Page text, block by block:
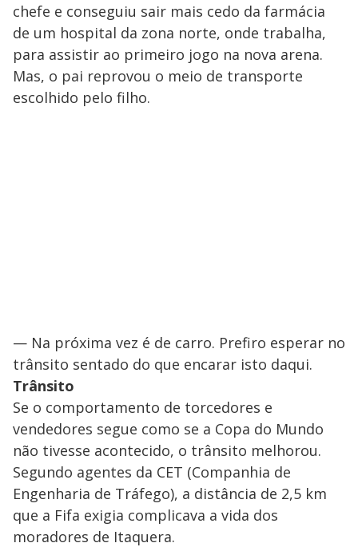
chefe e conseguiu sair mais cedo da farmácia
de um hospital da zona norte, onde trabalha,
para assistir ao primeiro jogo na nova arena.
Mas, o pai reprovou o meio de transporte
escolhido pelo filho.
— Na próxima vez é de carro. Prefiro esperar no
trânsito sentado do que encarar isto daqui.
Trânsito
Se o comportamento de torcedores e
vendedores segue como se a Copa do Mundo
não tivesse acontecido, o trânsito melhorou.
Segundo agentes da CET (Companhia de
Engenharia de Tráfego), a distância de 2,5 km
que a Fifa exigia complicava a vida dos
moradores de Itaquera.